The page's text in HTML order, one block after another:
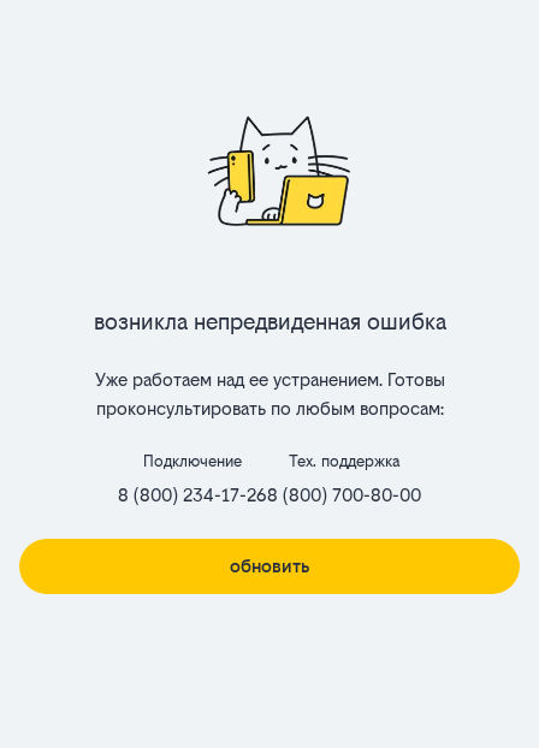
Возникла непредвиденная ошибка
Уже работаем над ее устранением. Готовы
проконсультировать по любым вопросам:
Подключение
8 (800) 234-17-26
Тех. поддержка
8 (800) 700-80-00
обновить